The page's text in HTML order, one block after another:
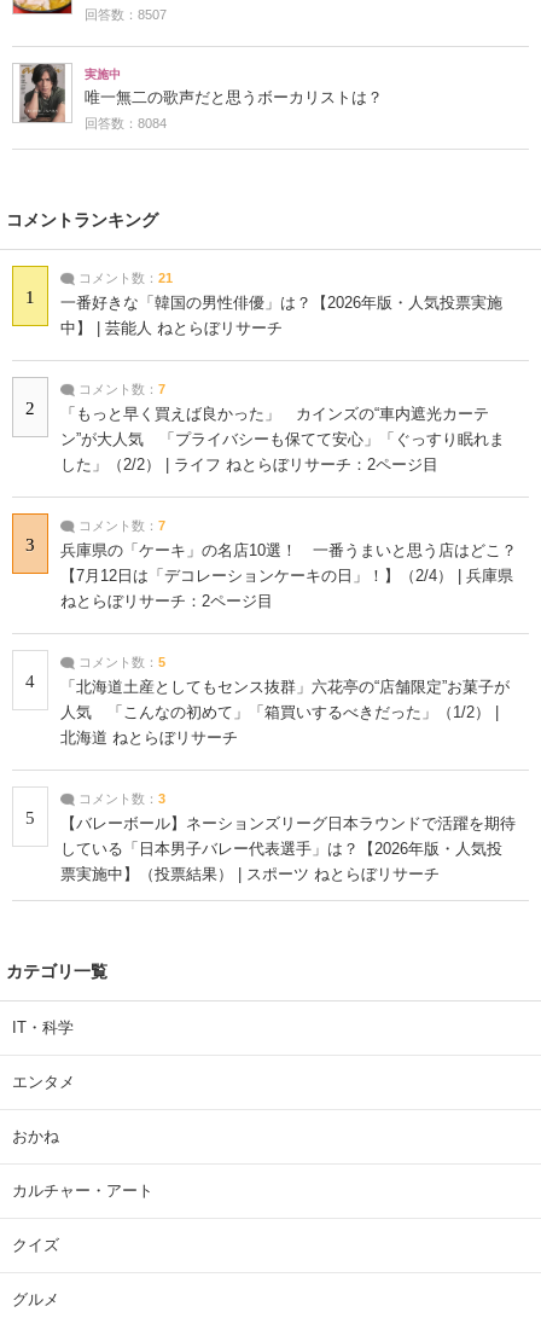
回答数：8507
実施中
唯一無二の歌声だと思うボーカリストは？
回答数：8084
コメントランキング
1
コメント数： 21
一番好きな「韓国の男性俳優」は？【2026年版・人気投票実施
中】 | 芸能人 ねとらぼリサーチ
2
コメント数： 7
「もっと早く買えば良かった」 カインズの“車内遮光カーテ
ン”が大人気 「プライバシーも保てて安心」「ぐっすり眠れま
した」（2/2） | ライフ ねとらぼリサーチ：2ページ目
3
コメント数： 7
兵庫県の「ケーキ」の名店10選！ 一番うまいと思う店はどこ？
【7月12日は「デコレーションケーキの日」！】（2/4） | 兵庫県
ねとらぼリサーチ：2ページ目
4
コメント数： 5
「北海道土産としてもセンス抜群」六花亭の“店舗限定”お菓子が
人気 「こんなの初めて」「箱買いするべきだった」（1/2） |
北海道 ねとらぼリサーチ
5
コメント数： 3
【バレーボール】ネーションズリーグ日本ラウンドで活躍を期待
している「日本男子バレー代表選手」は？【2026年版・人気投
票実施中】（投票結果） | スポーツ ねとらぼリサーチ
カテゴリ一覧
IT・科学
エンタメ
おかね
カルチャー・アート
クイズ
グルメ